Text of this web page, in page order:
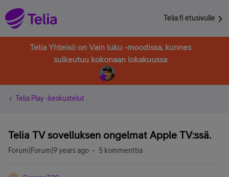
Telia.fi etusivulle
Telia Yhteisö on Vain luku -moodissa, kunnes
sulkeutuu kokonaan lokakuussa
Telia Play -keskustelut
Telia TV sovelluksen ongelmat Apple TV:ssä.
Forum|Forum|9 years ago 5 kommenttia